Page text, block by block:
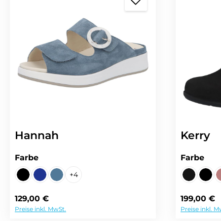
Hannah
Farbeauswählen
Kai schwarz
NUBUK ocean
(Diese Option ist zurzeit nicht verfügbar.)
VELOUR jeans
+4
Regulärer Preis:
129,00 €
Preise inkl. MwSt.
Kerry
Farbe
Regulärer
199,00 €
Preise inkl.